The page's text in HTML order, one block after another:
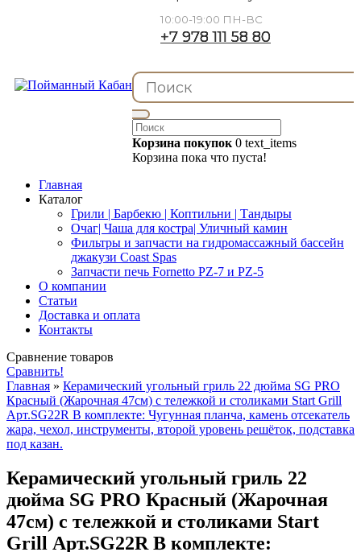
10:00-19:00 ПН-ВС
+7 978 111 58 80
Корзина покупок 0 text_items
Корзина пока что пуста!
Главная
Каталог
Грили | Барбекю | Коптильни | Тандыры
Очаг| Чаша для костра| Уличный камин
Фильтры и запчасти на гидромассажный бассейн
джакузи Coast Spas
Запчасти печь Fornetto PZ-7 и PZ-5
О компании
Статьи
Доставка и оплата
Контакты
Сравнение товаров
Сравнить!
Главная » Керамический угольный гриль 22 дюйма SG PRO
Красный (Жарочная 47см) с тележкой и столиками Start Grill
Арт.SG22R В комплекте: Чугунная планча, камень отсекатель
жара, чехол, инструменты, второй уровень решёток, подставка
под казан.
Керамический угольный гриль 22
дюйма SG PRO Красный (Жарочная
47см) с тележкой и столиками Start
Grill Арт.SG22R В комплекте: